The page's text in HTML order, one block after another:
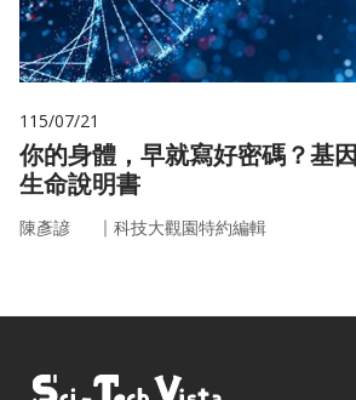
115/07/21
你的身體，早就寫好密碼？基
生命說明書
陳彥諺 ｜ 科技大觀園特約編輯